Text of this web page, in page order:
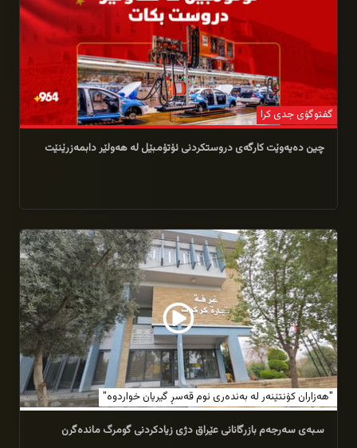
گفتوگۆی جدی كرا
چین دەیەوێت كارگەی دروستكردنی ئۆتۆمبێل لە هەولێر دابمەزرێنێت
"هەزاران کۆنتێنەر لە بەندەری ئوم قەسڕ گیریان خواردوە"
سبەی سەرجەم بازرگانانی عێراق دژی زیادکردنی گومرگ ماندەگرن